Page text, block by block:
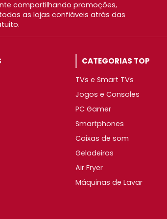
compartilhando promoções,
as lojas confiáveis atrás das
CATEGORIAS TOP
TVs e Smart TVs
Jogos e Consoles
PC Gamer
Smartphones
Caixas de som
Geladeiras
Air Fryer
Máquinas de Lavar